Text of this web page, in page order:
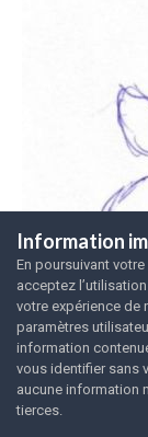
Information
En poursuivant
acceptez
votre expérience de
paramètres
information
vous identifier sans
aucune information
tierces.